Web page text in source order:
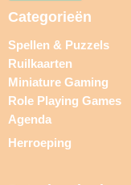
Categorieën
Spellen & Puzzels
Ruilkaarten
Miniature Gaming
Role Playing Games
Agenda
Herroeping